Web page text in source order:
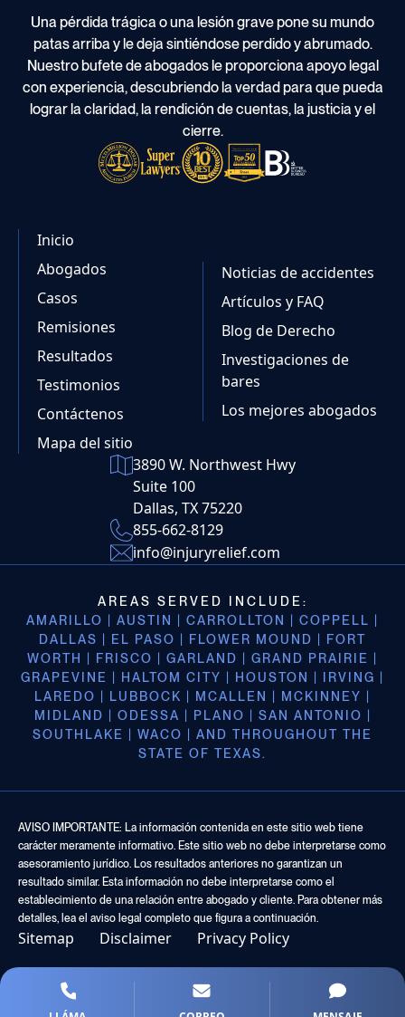
Una pérdida trágica o una lesión grave pone su mundo
patas arriba y le deja sintiéndose perdido y abrumado.
Nuestro bufete de abogados le proporciona apoyo legal
con experiencia, descubriendo la verdad para que pueda
lograr la claridad, la rendición de cuentas, la justicia y el
cierre.
Inicio
Abogados
Casos
Remisiones
Resultados
Testimonios
Contáctenos
Mapa del sitio
Noticias de accidentes
Artículos y FAQ
Blog de Derecho
Investigaciones de
bares
Los mejores abogados
3890 W. Northwest Hwy
Suite 100
Dallas, TX 75220
855-662-8129
info@injuryrelief.com
AREAS SERVED INCLUDE:
AMARILLO | AUSTIN | CARROLLTON | COPPELL |
DALLAS | EL PASO | FLOWER MOUND | FORT
WORTH | FRISCO | GARLAND | GRAND PRAIRIE |
GRAPEVINE | HALTOM CITY | HOUSTON | IRVING |
LAREDO | LUBBOCK | MCALLEN | MCKINNEY |
MIDLAND | ODESSA | PLANO | SAN ANTONIO |
SOUTHLAKE | WACO | AND THROUGHOUT THE
STATE OF TEXAS.
AVISO IMPORTANTE: La información contenida en este sitio web tiene
carácter meramente informativo. Este sitio web no debe interpretarse como
asesoramiento jurídico. Los resultados anteriores no garantizan un
resultado similar. Esta información no debe interpretarse como el
establecimiento de una relación entre abogado y cliente. Para obtener más
detalles, lea el aviso legal completo que figura a continuación.
Sitemap Disclaimer Privacy Policy